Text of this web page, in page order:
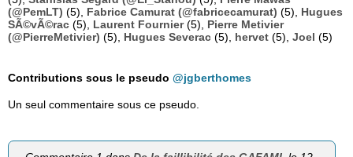
(@PemLT) (5), Fabrice Camurat (@fabricecamurat) (5), Hugues
SÃ©vÃ©rac (5), Laurent Fournier(5), Pierre Metivier
(@PierreMetivier) (5), Hugues Severac (5), hervet (5), Joel (5)
Contributions sous le pseudo @jgberthomes
Un seul commentaire sous ce pseudo.